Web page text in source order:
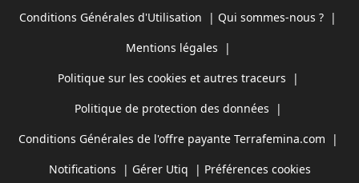
Conditions Générales d'Utilisation | Qui sommes-nous ? |
Mentions légales |
Politique sur les cookies et autres traceurs |
Politique de protection des données |
Conditions Générales de l'offre payante Terrafemina.com |
Notifications | Gérer Utiq | Préférences cookies